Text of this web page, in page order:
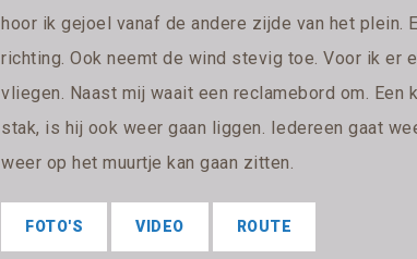
hoor ik gejoel vanaf de andere zijde van het plein.
richting. Ook neemt de wind stevig toe. Voor ik er
vliegen. Naast mij waait een reclamebord om.
stak, is hij ook weer gaan liggen. Iedereen gaat
weer op het muurtje kan gaan zitten.
FOTO'S VIDEO ROUTE